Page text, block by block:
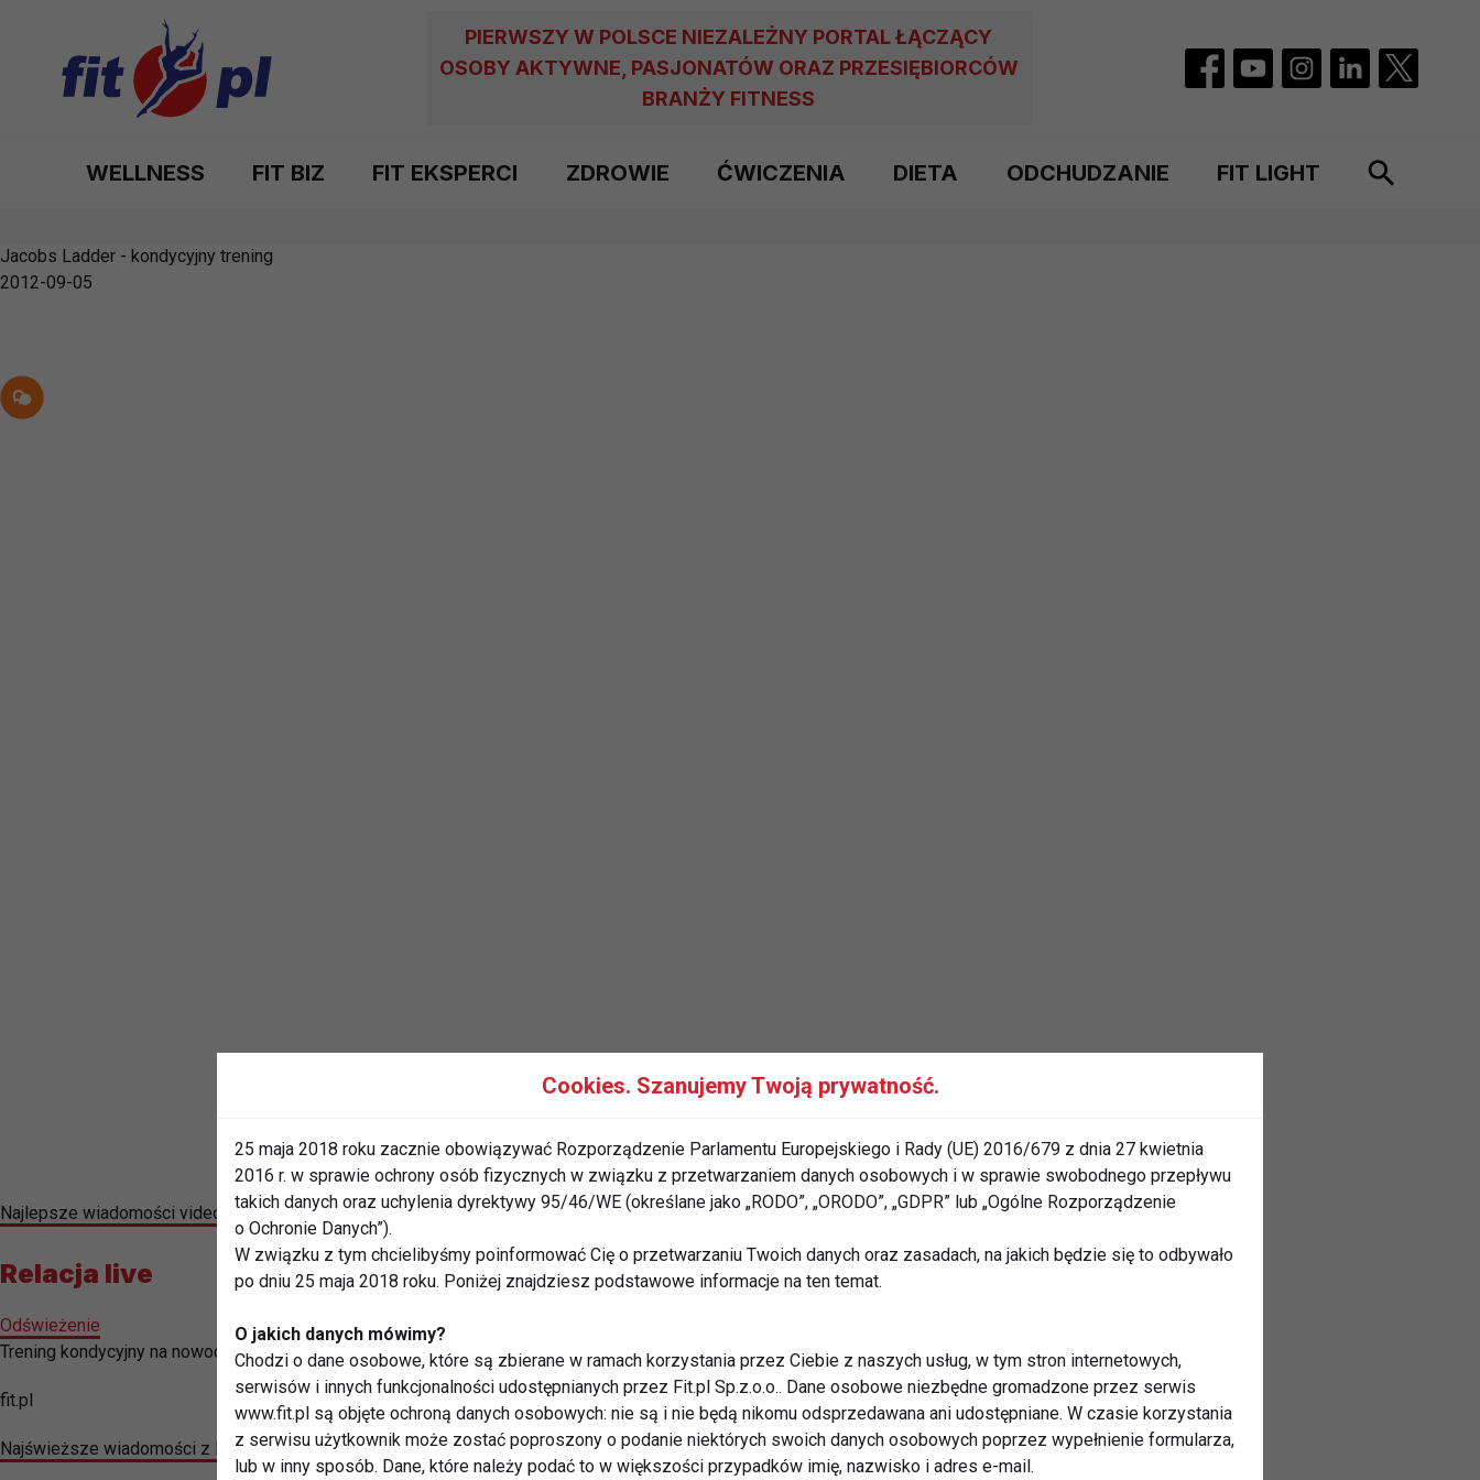
PIERWSZY W POLSCE NIEZALEŻNY PORTAL ŁĄCZĄCY
OSOBY AKTYWNE, PASJONATÓW ORAZ PRZESIĘBIORCÓW
BRANŻY FITNESS
WELLNESS FIT BIZ FIT EKSPERCI ZDROWIE ĆWICZENIA DIETA ODCHUDZANIE FIT LIGHT
Jacobs Ladder - kondycyjny trening
2012-09-05
Najlepsze wiadomości video z Radomia znajdziesz na naszym kanale na YouTube - TUTAJ
Relacja live
Odświeżenie
Trening kondycyjny na nowoczesnym sprzęcie cario - Drabinie Jakuba
fit.pl
Najświeższe wiadomości z Radomia i regionu znajdziesz na profilu CoZaDzien.pl na Facebooku - TUTAJ
Cookies. Szanujemy Twoją prywatność.
25 maja 2018 roku zacznie obowiązywać Rozporządzenie Parlamentu Europejskiego i Rady (UE) 2016/679 z dnia 27 kwietnia
2016 r. w sprawie ochrony osób fizycznych w związku z przetwarzaniem danych osobowych i w sprawie swobodnego przepływu
takich danych oraz uchylenia dyrektywy 95/46/WE (określane jako „RODO”, „ORODO”, „GDPR” lub „Ogólne Rozporządzenie
o Ochronie Danych”).
W związku z tym chcielibyśmy poinformować Cię o przetwarzaniu Twoich danych oraz zasadach, na jakich będzie się to odbywało
po dniu 25 maja 2018 roku. Poniżej znajdziesz podstawowe informacje na ten temat.
O jakich danych mówimy?
Chodzi o dane osobowe, które są zbierane w ramach korzystania przez Ciebie z naszych usług, w tym stron internetowych,
serwisów i innych funkcjonalności udostępnianych przez Fit.pl Sp.z.o.o.. Dane osobowe niezbędne gromadzone przez serwis
www.fit.pl są objęte ochroną danych osobowych: nie są i nie będą nikomu odsprzedawana ani udostępniane. W czasie korzystania
z serwisu użytkownik może zostać poproszony o podanie niektórych swoich danych osobowych poprzez wypełnienie formularza,
lub w inny sposób. Dane, które należy podać to w większości przypadków imię, nazwisko i adres e-mail.